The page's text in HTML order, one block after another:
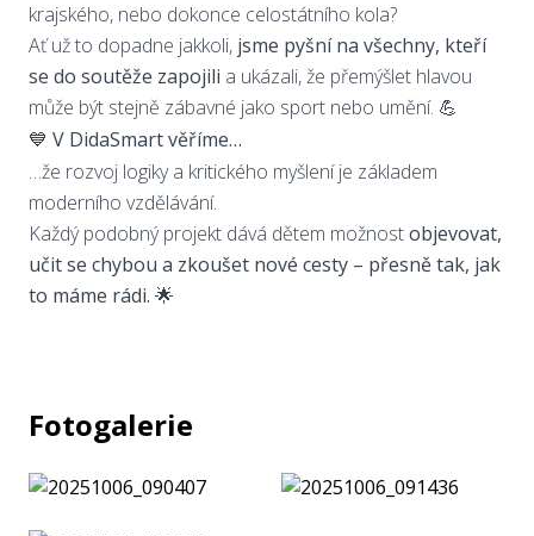
krajského, nebo dokonce celostátního kola?
Ať už to dopadne jakkoli, jsme pyšní na všechny, kteří
se do soutěže zapojili a ukázali, že přemýšlet hlavou
může být stejně zábavné jako sport nebo umění. 💪
💙 V DidaSmart věříme…
…že rozvoj logiky a kritického myšlení je základem
moderního vzdělávání.
Každý podobný projekt dává dětem možnostobjevovat,
učit se chybou a zkoušet nové cesty – přesně tak, jak
to máme rádi. 🌟
Fotogalerie